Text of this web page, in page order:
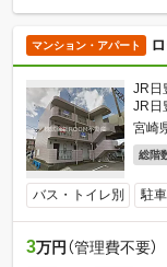
マンション・アパート
JR日
JR日
宮崎
総階
バス・トイレ別 駐
3万円 （管理費不要）